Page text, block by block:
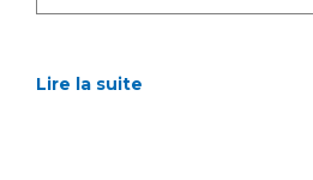
Lire la suite